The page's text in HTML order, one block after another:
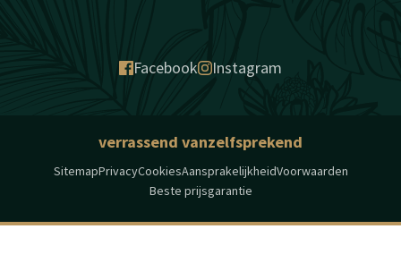
Facebook Instagram
verrassend vanzelfsprekend
SitemapPrivacyCookiesAansprakelijkheidVoorwaarden
Beste prijsgarantie